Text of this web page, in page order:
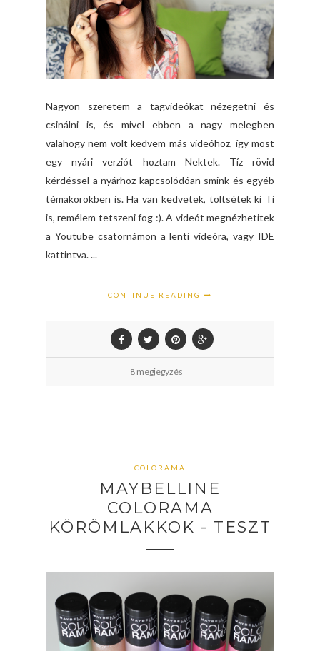
Nagyon szeretem a tagvideókat nézegetni és
csinálni is, és mivel ebben a nagy melegben
valahogy nem volt kedvem más videóhoz, így most
egy nyári verziót hoztam Nektek. Tíz rövid
kérdéssel a nyárhoz kapcsolódóan smink és egyéb
témakörökben is. Ha van kedvetek, töltsétek ki Ti
is, remélem tetszeni fog :). A videót megnézhetitek
a Youtube csatornámon a lenti videóra, vagy IDE
kattintva. ...
CONTINUE READING
8 megjegyzés
COLORAMA
MAYBELLINE
COLORAMA
KÖRÖMLAKKOK - TESZT